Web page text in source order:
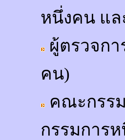
หนึ่งคน แล
ผู้ตรวจก
คน)
คณะกรร
กรรมการ